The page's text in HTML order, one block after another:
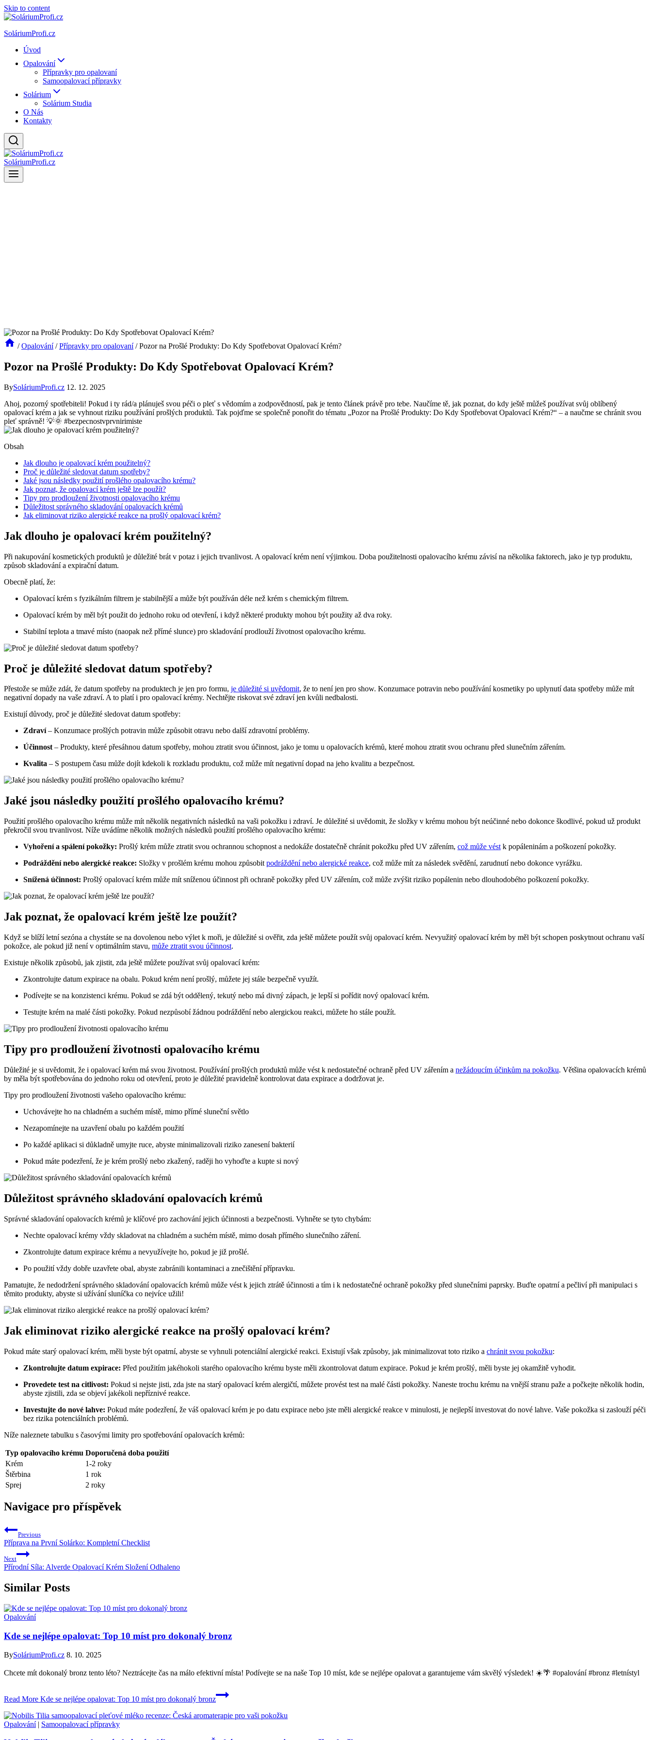
Skip to content
SoláriumProfi.cz
Úvod
Opalování
Přípravky pro opalovaní
Samoopalovací přípravky
Solárium
Solárium Studia
O Nás
Kontakty
SoláriumProfi.cz
/ Opalování / Přípravky pro opalovaní / Pozor na Prošlé Produkty: Do Kdy Spotřebovat Opalovací Krém?
Pozor na Prošlé Produkty: Do Kdy Spotřebovat Opalovací Krém?
BySoláriumProfi.cz 12. 12. 2025
Ahoj, pozorný spotřebiteli! Pokud i ty rád/a plánuješ svou péči o pleť s vědomím a zodpovědností, pak je tento článek právě pro tebe. Naučíme tě, jak poznat, do kdy ještě můžeš používat svůj oblíbený
opalovací krém a jak se vyhnout riziku používání prošlých produktů. Tak pojďme se společně ponořit do tématu „Pozor na Prošlé Produkty: Do Kdy Spotřebovat Opalovací Krém?“ – a naučme se chránit svou
pleť správně! 💡🌞 #bezpecnostvprvnirimiste
Obsah
Jak dlouho je opalovací krém použitelný?
Proč je důležité sledovat datum spotřeby?
Jaké jsou následky použití prošlého opalovacího krému?
Jak poznat, že opalovací krém ještě lze použít?
Tipy pro prodloužení životnosti opalovacího krému
Důležitost správného skladování opalovacích krémů
Jak eliminovat riziko alergické reakce na prošlý opalovací krém?
Jak dlouho je opalovací krém použitelný?
Při nakupování kosmetických produktů je důležité brát v potaz i jejich trvanlivost. A opalovací krém není výjimkou. Doba použitelnosti opalovacího krému závisí na několika faktorech, jako je typ produktu,
způsob skladování a expirační datum.
Obecně platí, že:
Opalovací krém s fyzikálním filtrem je stabilnější a může být používán déle než krém s chemickým filtrem.
Opalovací krém by měl být použit do jednoho roku od otevření, i když některé produkty mohou být použity až dva roky.
Stabilní teplota a tmavé místo (naopak než přímé slunce) pro skladování prodlouží životnost opalovacího krému.
Proč je důležité sledovat datum spotřeby?
Přestože se může zdát, že datum spotřeby na produktech je jen pro formu, je důležité si uvědomit, že to není jen pro show. Konzumace potravin nebo používání kosmetiky po uplynutí data spotřeby může mít
negativní dopady na vaše zdraví. A to platí i pro opalovací krémy. Nechtějte riskovat své zdraví jen kvůli nedbalosti.
Existují důvody, proč je důležité sledovat datum spotřeby:
Zdraví– Konzumace prošlých potravin může způsobit otravu nebo další zdravotní problémy.
Účinnost– Produkty, které přesáhnou datum spotřeby, mohou ztratit svou účinnost, jako je tomu u opalovacích krémů, které mohou ztratit svou ochranu před slunečním zářením.
Kvalita – S postupem času může dojít kdekoli k rozkladu produktu, což může mít negativní dopad na jeho kvalitu a bezpečnost.
Jaké jsou následky použití prošlého opalovacího krému?
Použití prošlého opalovacího krému může mít několik negativních následků na vaši pokožku i zdraví. Je důležité si uvědomit, že složky v krému mohou být neúčinné nebo dokonce škodlivé, pokud už produkt
překročil svou trvanlivost. Níže uvádíme několik možných následků použití prošlého opalovacího krému:
Vyhoření a spálení pokožky: Prošlý krém může ztratit svou ochrannou schopnost a nedokáže dostatečně chránit pokožku před UV zářením, což může vést k popáleninám a poškození pokožky.
Podráždění nebo alergické reakce: Složky v prošlém krému mohou způsobit podráždění nebo alergické reakce, což může mít za následek svědění, zarudnutí nebo dokonce vyrážku.
Snížená účinnost: Prošlý opalovací krém může mít sníženou účinnost při ochraně pokožky před UV zářením, což může zvýšit riziko popálenin nebo dlouhodobého poškození pokožky.
Jak poznat, že opalovací krém ještě lze použít?
Když se blíží letní sezóna a chystáte se na dovolenou nebo výlet k moři, je důležité si ověřit, zda ještě můžete použít svůj opalovací krém. Nevyužitý opalovací krém by měl být schopen poskytnout ochranu vaší
pokožce, ale pokud již není v optimálním stavu, může ztratit svou účinnost.
Existuje několik způsobů, jak zjistit, zda ještě můžete používat svůj opalovací krém:
Zkontrolujte datum expirace na obalu. Pokud krém není prošlý, můžete jej stále bezpečně využít.
Podívejte se na konzistenci krému. Pokud se zdá být oddělený, tekutý nebo má divný zápach, je lepší si pořídit nový opalovací krém.
Testujte krém na malé části pokožky. Pokud nezpůsobí žádnou podráždění nebo alergickou reakci, můžete ho stále použít.
Tipy pro prodloužení životnosti opalovacího krému
Důležité je si uvědomit, že i opalovací krém má svou životnost. Používání prošlých produktů může vést k nedostatečné ochraně před UV zářením a nežádoucím účinkům na pokožku. Většina opalovacích krémů
by měla být spotřebována do jednoho roku od otevření, proto je důležité pravidelně kontrolovat data expirace a dodržovat je.
Tipy pro prodloužení životnosti vašeho opalovacího krému:
Uchovávejte ho na chladném a suchém místě, mimo přímé sluneční světlo
Nezapomínejte na uzavření obalu po každém použití
Po každé aplikaci si důkladně umyjte ruce, abyste minimalizovali riziko zanesení bakterií
Pokud máte podezření, že je krém prošlý nebo zkažený, raději ho vyhoďte a kupte si nový
Důležitost správného skladování opalovacích krémů
Správné skladování opalovacích krémů je klíčové pro zachování jejich účinnosti a bezpečnosti. Vyhněte se tyto chybám:
Nechte opalovací krémy vždy skladovat na chladném a suchém místě, mimo dosah přímého slunečního záření.
Zkontrolujte datum expirace krému a nevyužívejte ho, pokud je již prošlé.
Po použití vždy dobře uzavřete obal, abyste zabránili kontaminaci a znečištění přípravku.
Pamatujte, že nedodržení správného skladování opalovacích krémů může vést k jejich ztrátě účinnosti a tím i k nedostatečné ochraně pokožky před slunečními paprsky. Buďte opatrní a pečliví při manipulaci s
těmito produkty, abyste si užívání sluníčka co nejvíce užili!
Jak eliminovat riziko alergické reakce na prošlý opalovací krém?
Pokud máte starý opalovací krém, měli byste být opatrní, abyste se vyhnuli potenciální alergické reakci. Existují však způsoby, jak minimalizovat toto riziko a chránit svou pokožku:
Zkontrolujte datum expirace: Před použitím jakéhokoli starého opalovacího krému byste měli zkontrolovat datum expirace. Pokud je krém prošlý, měli byste jej okamžitě vyhodit.
Provedete test na citlivost: Pokud si nejste jisti, zda jste na starý opalovací krém alergičtí, můžete provést test na malé části pokožky. Naneste trochu krému na vnější stranu paže a počkejte několik hodin,
abyste zjistili, zda se objeví jakékoli nepříznivé reakce.
Investujte do nové lahve: Pokud máte podezření, že váš opalovací krém je po datu expirace nebo jste měli alergické reakce v minulosti, je nejlepší investovat do nové lahve. Vaše pokožka si zaslouží péči
bez rizika potenciálních problémů.
Níže naleznete tabulku s časovými limity pro spotřebování opalovacích krémů:
Typ opalovacího krému Doporučená doba použití
Krém
1-2 roky
Štěrbina
1 rok
Sprej
2 roky
Navigace pro příspěvek
Previous
Příprava na První Solárko: Kompletní Checklist
Next
Přírodní Síla: Alverde Opalovací Krém Složení Odhaleno
Similar Posts
Opalování
Kde se nejlépe opalovat: Top 10 míst pro dokonalý bronz
BySoláriumProfi.cz 8. 10. 2025
Chcete mít dokonalý bronz tento léto? Neztrácejte čas na málo efektivní místa! Podívejte se na naše Top 10 míst, kde se nejlépe opalovat a garantujeme vám skvělý výsledek! ☀️🌴 #opalování #bronz #letnístyl
Read More Kde se nejlépe opalovat: Top 10 míst pro dokonalý bronz
Opalování| Samoopalovací přípravky